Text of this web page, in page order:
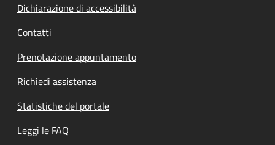
Dichiarazione di accessibilità
Contatti
Prenotazione appuntamento
Richiedi assistenza
Statistiche del portale
Leggi le FAQ